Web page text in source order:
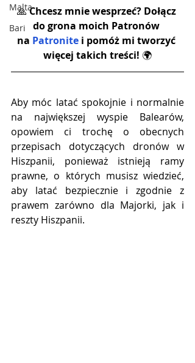
Malta
Bari
🙏 Chcesz mnie wesprzeć? Dołącz
do grona moich Patronów
na Patronite i pomóż mi tworzyć
więcej takich treści! 🌍
Aby móc latać spokojnie i normalnie
na największej wyspie Balearów,
opowiem ci trochę o obecnych
przepisach dotyczących dronów w
Hiszpanii, ponieważ istnieją ramy
prawne, o których musisz wiedzieć,
aby latać bezpiecznie i zgodnie z
prawem zarówno dla Majorki, jak i
reszty Hiszpanii.